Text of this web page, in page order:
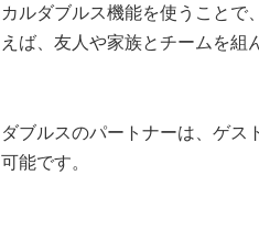
カルダブルス機能を使うことで
えば、友人や家族とチームを組
ダブルスのパートナーは、ゲス
可能です。